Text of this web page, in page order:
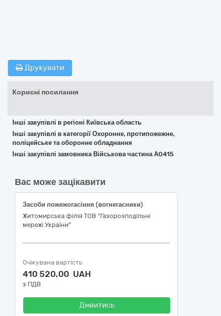
Друкувати
Корисні посилання
Інші закупівлі в регіоні Київська область
Інші закупівлі в категорії Охоронне, протипожежне,
поліцейське та оборонне обладнання
Інші закупівлі замовника Військова частина А0415
Вас може зацікавити
Засоби пожежогасіння (вогнегасники)
Житомирська філія ТОВ "Газорозподільні
мережі України"
Очікувана вартість
410 520,00 UAH
з ПДВ
Дивитись